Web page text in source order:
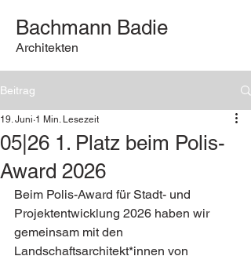
Bachmann Badie
Architekten
Beitrag
05|26 1. Platz beim Polis-
Award 2026
19. Juni 1 Min. Lesezeit
Beim Polis-Award für Stadt- und
Projektentwicklung 2026 haben wir
gemeinsam mit den
Landschaftsarchitekt*innen von